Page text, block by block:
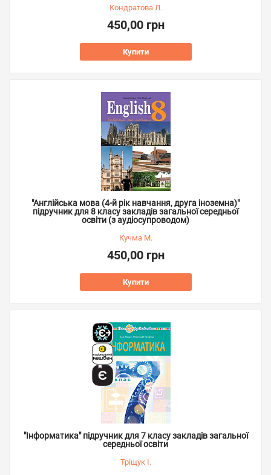
Кондратова Л.
450,00 грн
Купити
"Англійська мова (4-й рік навчання, друга іноземна)"
підручник для 8 класу закладів загальної середньої
освіти (з аудіосупроводом)
Кучма М.
450,00 грн
Купити
"Інформатика" підручник для 7 класу закладів загальної
середньої освіти
Тріщук І.